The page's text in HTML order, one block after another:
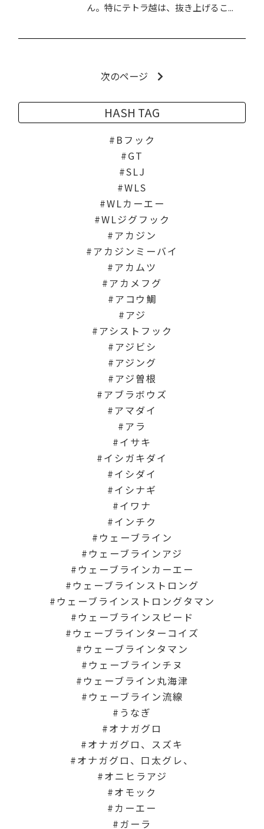
ん。特にテトラ越は、抜き上げるこ...
次のページ
HASH TAG
Bフック
GT
SLJ
WLS
WLカーエー
WLジグフック
アカジン
アカジンミーバイ
アカムツ
アカメフグ
アコウ鯛
アジ
アシストフック
アジビシ
アジング
アジ曽根
アブラボウズ
アマダイ
アラ
イサキ
イシガキダイ
イシダイ
イシナギ
イワナ
インチク
ウェーブライン
ウェーブラインアジ
ウェーブラインカーエー
ウェーブラインストロング
ウェーブラインストロングタマン
ウェーブラインスピード
ウェーブラインターコイズ
ウェーブラインタマン
ウェーブラインチヌ
ウェーブライン丸海津
ウェーブライン流線
うなぎ
オナガグロ
オナガグロ、スズキ
オナガグロ、口太グレ、
オニヒラアジ
オモック
カーエー
ガーラ